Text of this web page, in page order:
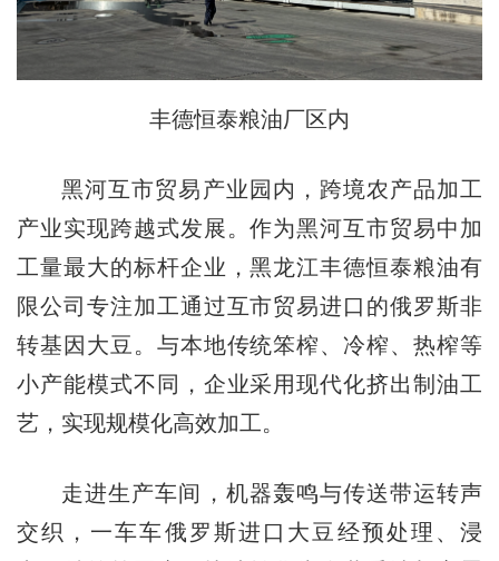
丰德恒泰粮油厂区内
黑河互市贸易产业园内，跨境农产品加工
产业实现跨越式发展。作为黑河互市贸易中加
工量最大的标杆企业，黑龙江丰德恒泰粮油有
限公司专注加工通过互市贸易进口的俄罗斯非
转基因大豆。与本地传统笨榨、冷榨、热榨等
小产能模式不同，企业采用现代化挤出制油工
艺，实现规模化高效加工。
走进生产车间，机器轰鸣与传送带运转声
交织，一车车俄罗斯进口大豆经预处理、浸